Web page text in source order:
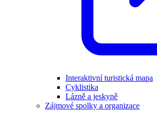
Interaktivní turistická mapa
Cyklistika
Lázně a jeskyně
Zájmové spolky a organizace